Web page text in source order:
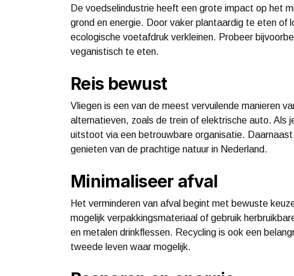
De voedselindustrie heeft een grote impact op het
grond en energie. Door vaker plantaardig te eten of
ecologische voetafdruk verkleinen. Probeer
veganistisch te eten.
Reis bewust
Vliegen is een van de meest vervuilende manieren
alternatieven, zoals de trein of elektrische auto. Als
uitstoot via een betrouwbare organisatie.
genieten van de prachtige natuur in Nederland.
Minimaliseer afval
Het verminderen van afval begint met bewuste
mogelijk verpakkingsmateriaal of gebruik
en metalen drinkflessen. Recycling is ook een
tweede leven waar mogelijk.